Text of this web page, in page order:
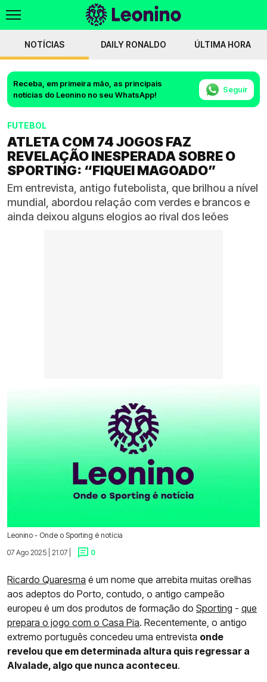
NOTÍCIAS DAILY RONALDO ÚLTIMA HORA
Receba, em primeira mão, as principais
notícias do Leonino no seu WhatsApp!
Seguir
FUTEBOL
ATLETA COM 74 JOGOS FAZ
REVELAÇÃO INESPERADA SOBRE O
SPORTING: “FIQUEI MAGOADO”
Em entrevista, antigo futebolista, que brilhou a nível
mundial, abordou relação com verdes e brancos e
ainda deixou alguns elogios ao rival dos leões
Leonino - Onde o Sporting é notícia
07 Ago 2025 | 21:07 |
0
Ricardo Quaresma é um nome que arrebita muitas orelhas
aos adeptos do Porto, contudo, o antigo campeão
europeu é um dos produtos de formação do Sporting - que
prepara o jogo com o Casa Pia. Recentemente, o antigo
extremo português concedeu uma entrevista onde
revelou que em determinada altura quis regressar a
Alvalade, algo que nunca aconteceu.